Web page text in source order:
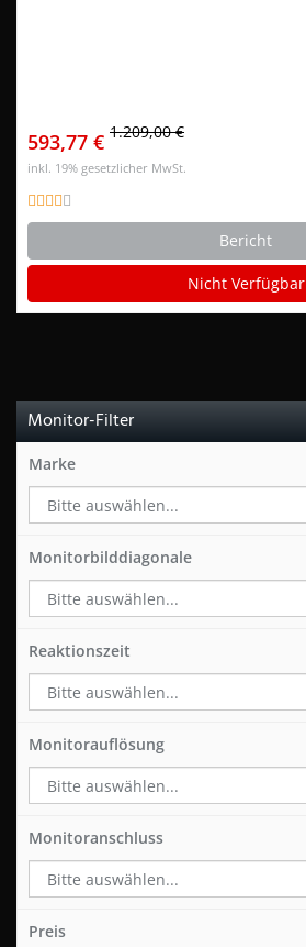
593,77 € 1.209,00 €
inkl. 19% gesetzlicher MwSt.
Bericht
Nicht Verfügbar
Monitor-Filter
Marke
Monitorbilddiagonale
Reaktionszeit
Monitorauflösung
Monitoranschluss
Preis